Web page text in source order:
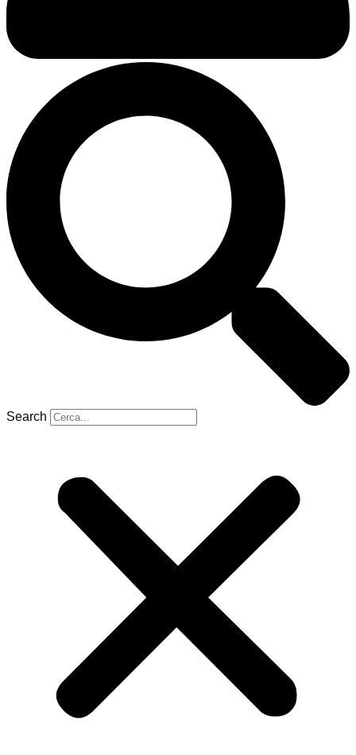
Search